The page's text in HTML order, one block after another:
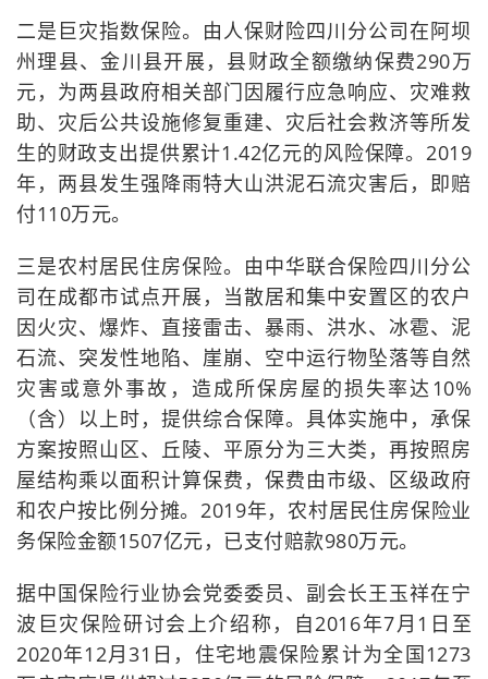
二是巨灾指数保险。由人保财险四川分公司在阿坝
州理县、金川县开展，县财政全额缴纳保费290万
元，为两县政府相关部门因履行应急响应、灾难救
助、灾后公共设施修复重建、灾后社会救济等所发
生的财政支出提供累计1.42亿元的风险保障。2019
年，两县发生强降雨特大山洪泥石流灾害后，即赔
付110万元。
三是农村居民住房保险。由中华联合保险四川分公
司在成都市试点开展，当散居和集中安置区的农户
因火灾、爆炸、直接雷击、暴雨、洪水、冰雹、泥
石流、突发性地陷、崖崩、空中运行物坠落等自然
灾害或意外事故，造成所保房屋的损失率达10%
（含）以上时，提供综合保障。具体实施中，承保
方案按照山区、丘陵、平原分为三大类，再按照房
屋结构乘以面积计算保费，保费由市级、区级政府
和农户按比例分摊。2019年，农村居民住房保险业
务保险金额1507亿元，已支付赔款980万元。
据中国保险行业协会党委委员、副会长王玉祥在宁
波巨灾保险研讨会上介绍称，自2016年7月1日至
2020年12月31日，住宅地震保险累计为全国1273